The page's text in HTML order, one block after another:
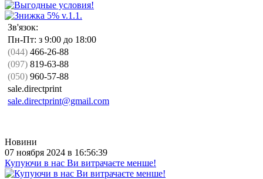
Зв'язок:
Пн-Пт: з 9:00 до 18:00
(044) 466-26-88
(097) 819-63-88
(050) 960-57-88
sale.directprint
sale.directprint@gmail.com
Новини
07 ноября 2024 в 16:56:39
Купуючи в нас Ви витрачаєте менше!